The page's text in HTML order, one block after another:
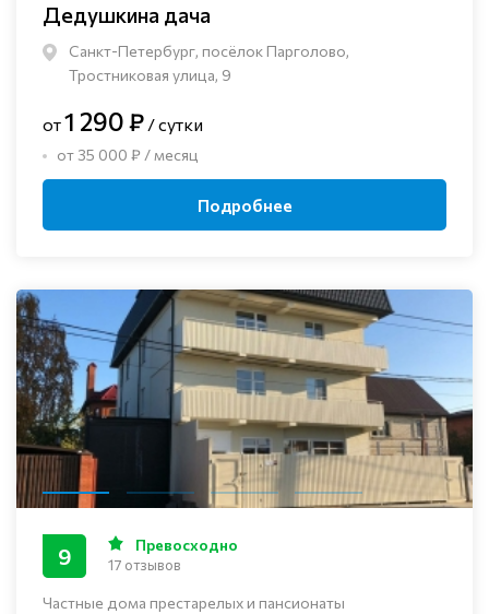
Дедушкина дача
Санкт-Петербург, посёлок Парголово,
Тростниковая улица, 9
от1 290 ₽ / сутки
от 35 000 ₽ / месяц
Подробнее
Частные дома престарелых и пансионаты
9 Превосходно
17 отзывов